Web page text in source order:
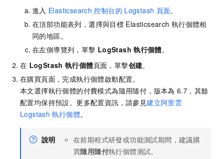
進入 Elasticsearch 控制台的 Logstash 頁面。
在頂部功能表列，選擇與目標 Elasticsearch 執行個體相
同的地區。
在左側導覽列，單擊 LogStash 執行個體。
在 LogStash 執行個體頁面，單擊创建。
在購買頁面，完成執行個體啟動配置。
本文選擇執行個體的付費模式為隨用隨付，版本為 6.7，其餘
配置均保持預設。更多配置資訊，請參見建立阿里雲
Logstash 執行個體。
說明
在前期程式研發或功能測試期間，建議購
買隨用隨付執行個體測試。